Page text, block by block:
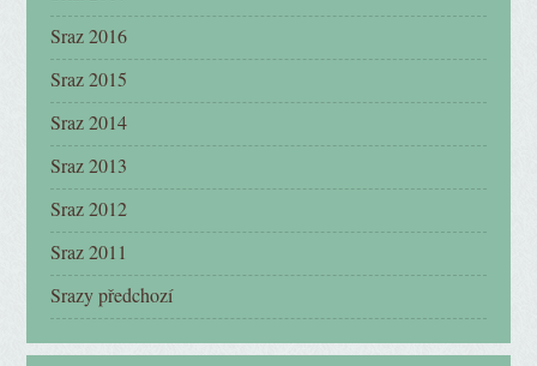
Sraz 2016
Sraz 2015
Sraz 2014
Sraz 2013
Sraz 2012
Sraz 2011
Srazy předchozí